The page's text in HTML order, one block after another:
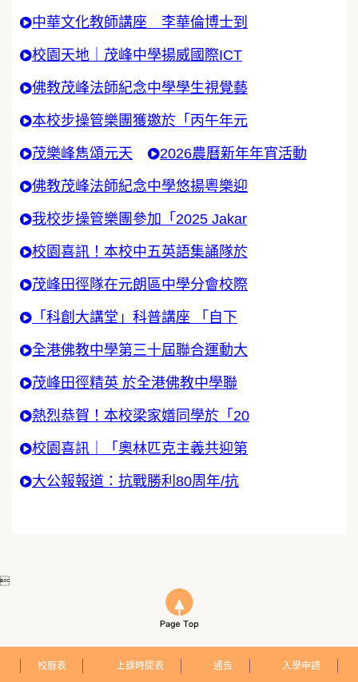
中華文化教師講座 李華倫博士到
校園天地｜茂峰中學揚威國際ICT
佛教茂峰法師紀念中學學生視覺藝
本校步操管樂團獲邀於「丙午年元
茂樂峰雋頌元天 2026農曆新年年宵活動
佛教茂峰法師紀念中學悠揚粵樂迎
我校步操管樂團參加「2025 Jakar
校園喜訊！本校中五英語集誦隊於
茂峰田徑隊在元朗區中學分會校際
「科創大講堂」科普講座 「自下
全港佛教中學第三十屆聯合運動大
茂峰田徑精英 於全港佛教中學聯
熱烈恭賀！本校梁家嫸同學於「20
校園喜訊｜「奧林匹克主義共迎第
大公報報道：抗戰勝利80周年/抗

校曆表 上課時間表 通告 入學申請